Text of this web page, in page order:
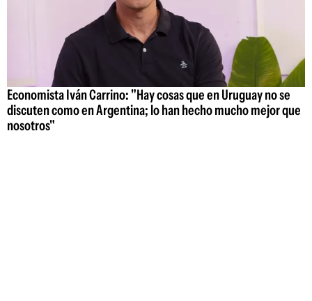
Economista Iván Carrino: "Hay cosas que en Uruguay no se
discuten como en Argentina; lo han hecho mucho mejor que
nosotros"